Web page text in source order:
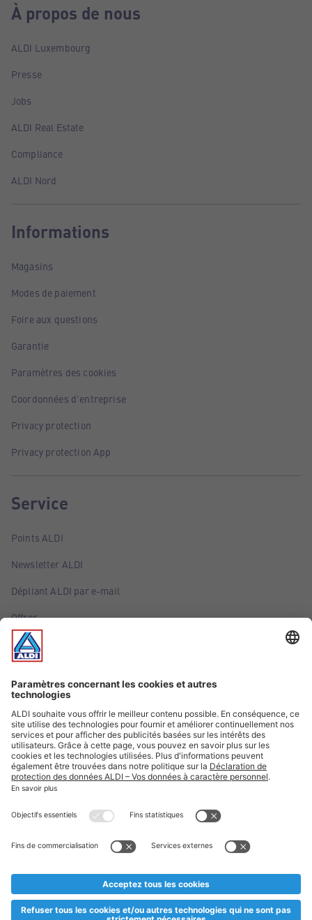
À propos de nous
ALDI Luxembourg
Presse
Jobs
ALDI Real Estate
Compliance
ALDI Nord
Informations
Magasins
Modes de paiement
Foire aux questions
Garantie
Paramètres des cookies
Coordonnées d'entreprise
Privacy protection
Privacy protection App
Service
Points ALDI
Newsletter ALDI
Dépliant ALDI par e-mail
Offres
Infos essentielles
Suivez ALDI Luxembourg
Textes marqués d'un astérisque et mentions légales
esoulaang bis de Stock eidel ass. Mir soen Iech Merci fir Äert
Planifikatioun ausverkaaft sollte sinn. De VALORLUX-Präis an
** Op dësem Site huet d'Benotze vun der männlecher Form eng
besser Liesbarkeet am Sënn an huet keng diskriminéierend